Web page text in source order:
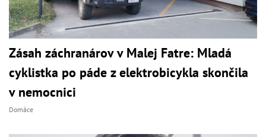
Zásah záchranárov v Malej Fatre: Mladá
cyklistka po páde z elektrobicykla skončila
v nemocnici
Domáce